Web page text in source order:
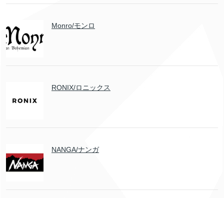
Monro/モンロ
RONIX/ロニックス
NANGA/ナンガ